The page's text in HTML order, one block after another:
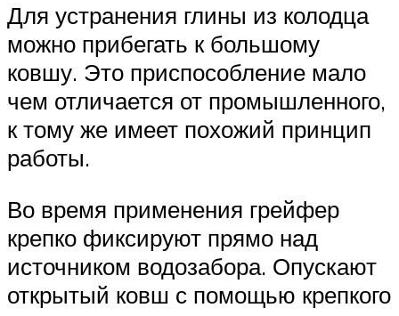
Для устранения глины из колодца
можно прибегать к большому
ковшу. Это приспособление мало
чем отличается от промышленного,
к тому же имеет похожий принцип
работы.
Во время применения грейфер
крепко фиксируют прямо над
источником водозабора. Опускают
открытый ковш с помощью крепкого